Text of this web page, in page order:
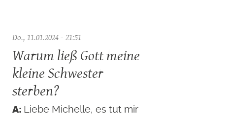
Do., 11.01.2024 - 21:51
Warum ließ Gott meine
kleine Schwester
sterben?
Liebe Michelle, es tut mir